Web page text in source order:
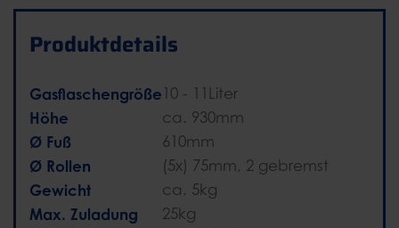
Produktdetails
Gasflaschengröße 10 - 11Liter
Höhe ca. 930mm
Ø Fuß 610mm
Ø Rollen (5x) 75mm, 2 gebremst
Gewicht ca. 5kg
Max. Zuladung 25kg